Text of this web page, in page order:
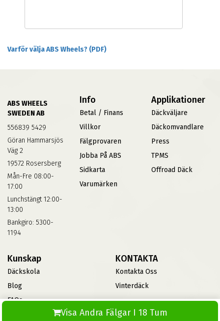
Visa Andra Fälgar I 18 Tum
Varför välja ABS Wheels? (PDF)
ABS WHEELS
SWEDEN AB
556839 5429
Göran Hammarsjös
Väg 2
19572 Rosersberg
Mån-Fre 08:00-
17:00
Lunchstängt 12:00-
13:00
Bankgiro: 5300-
1194
Info
Betal / Finans
Villkor
Fälgprovaren
Jobba På ABS
Sidkarta
Varumärken
Applikationer
Däckväljare
Däckomvandlare
Press
TPMS
Offroad Däck
Kunskap
Däckskola
Blog
FAQs
Informationsbank Av Däck
KONTAKTA
Kontakta Oss
Vinterdäck